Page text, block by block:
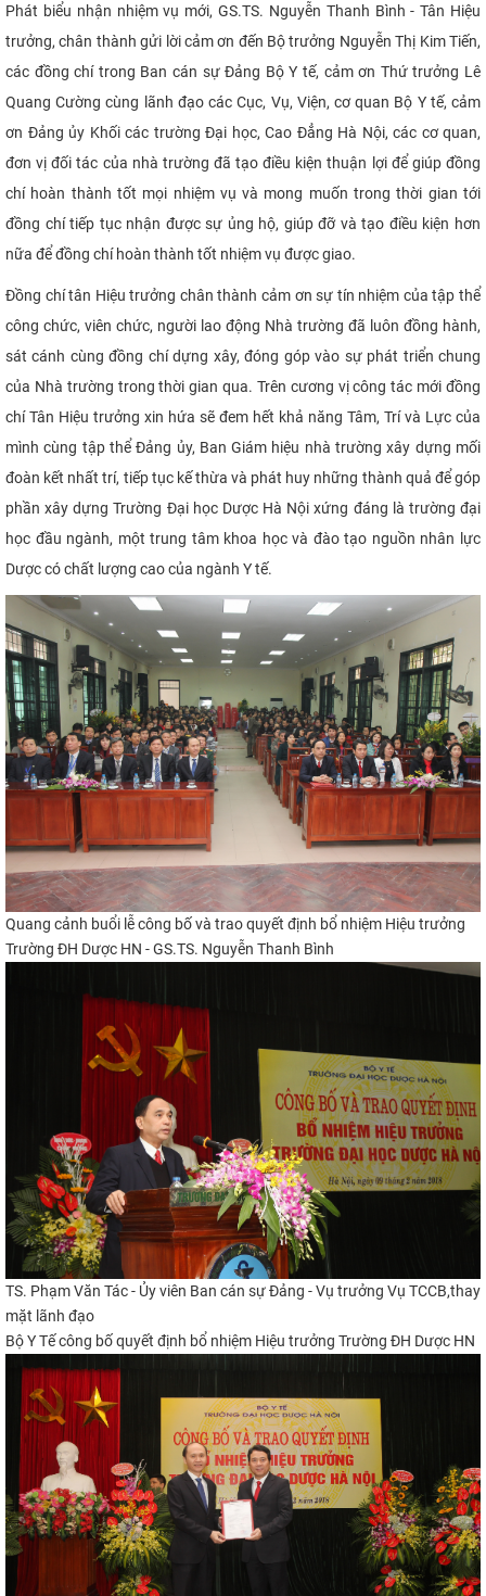
Phát biểu nhận nhiệm vụ mới, GS.TS. Nguyễn Thanh Bình -Tân Hiệu
trưởng, chân thành gửi lời cảm ơn đến Bộ trưởng Nguyễn Thị Kim Tiến,
các đồng chí trong Ban cán sự Đảng Bộ Y tế, cảm ơn Thứ trưởng Lê
Quang Cường cùng lãnh đạocác Cục, Vụ, Viện, cơ quan Bộ Y tế, cảm
ơn Đảng ủy Khối các trường Đại học, Cao Đẳng Hà Nội, các cơ quan,
đơn vị đối tác của nhà trường đã tạo điều kiện thuận lợi để giúp đồng
chí hoàn thành tốt mọi nhiệm vụ và mong muốn trong thời gian tới
đồng chí tiếp tục nhận được sự ủng hộ, giúp đỡ và tạo điều kiện hơn
nữa để đồng chí hoàn thành tốt nhiệm vụ được giao.
Đồng chí tân Hiệu trưởng chân thành cảm ơn sự tín nhiệm của tập thể
công chức, viên chức, người lao động Nhà trường đã luôn đồng hành,
sát cánh cùng đồng chí dựng xây, đóng góp vào sự phát triển chung
của Nhà trường trong thời gian qua. Trên cương vị công tác mới đồng
chí Tân Hiệu trưởng xin hứa sẽ đem hết khả năng Tâm, Trí và Lực của
mình cùng tập thể Đảng ủy, Ban Giám hiệu nhà trường xây dựng mối
đoàn kết nhất trí, tiếp tục kế thừa và phát huy những thành quả để góp
phần xây dựng Trường Đại học Dược Hà Nội xứng đáng là trường đại
học đầu ngành, một trung tâm khoa học và đào tạo nguồn nhân lực
Dược có chất lượng cao của ngành Y tế.
Quang cảnh buổi lễ công bố và trao quyết định bổ nhiệm Hiệu trưởng
Trường ĐH Dược HN -GS.TS. Nguyễn Thanh Bình
TS. Phạm Văn Tác - Ủy viên Ban cán sự Đảng - Vụ trưởng Vụ TCCB,thay
mặt lãnh đạo
Bộ Y Tế công bố quyết định bổ nhiệm Hiệu trưởng Trường ĐH Dược HN